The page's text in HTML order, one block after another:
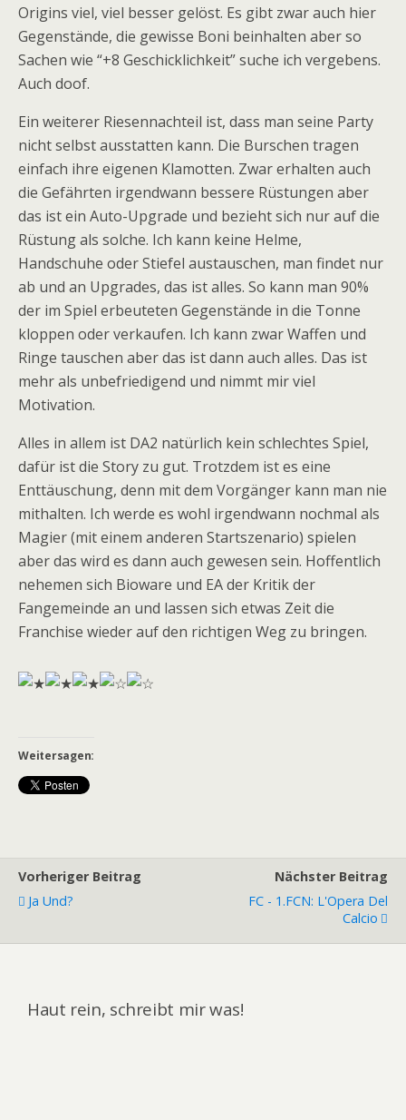
Origins viel, viel besser gelöst. Es gibt zwar auch hier
Gegenstände, die gewisse Boni beinhalten aber so
Sachen wie “+8 Geschicklichkeit” suche ich vergebens.
Auch doof.
Ein weiterer Riesennachteil ist, dass man seine Party
nicht selbst ausstatten kann. Die Burschen tragen
einfach ihre eigenen Klamotten. Zwar erhalten auch
die Gefährten irgendwann bessere Rüstungen aber
das ist ein Auto-Upgrade und bezieht sich nur auf die
Rüstung als solche. Ich kann keine Helme,
Handschuhe oder Stiefel austauschen, man findet nur
ab und an Upgrades, das ist alles. So kann man 90%
der im Spiel erbeuteten Gegenstände in die Tonne
kloppen oder verkaufen. Ich kann zwar Waffen und
Ringe tauschen aber das ist dann auch alles. Das ist
mehr als unbefriedigend und nimmt mir viel
Motivation.
Alles in allem ist DA2 natürlich kein schlechtes Spiel,
dafür ist die Story zu gut. Trotzdem ist es eine
Enttäuschung, denn mit dem Vorgänger kann man nie
mithalten. Ich werde es wohl irgendwann nochmal als
Magier (mit einem anderen Startszenario) spielen
aber das wird es dann auch gewesen sein. Hoffentlich
nehemen sich Bioware und EA der Kritik der
Fangemeinde an und lassen sich etwas Zeit die
Franchise wieder auf den richtigen Weg zu bringen.
Weitersagen:
Vorheriger Beitrag
Ja Und?
Nächster Beitrag
FC - 1.FCN: L'Opera Del
Calcio
Haut rein, schreibt mir was!